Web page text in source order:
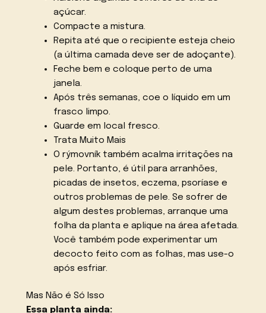
açúcar.
Compacte a mistura.
Repita até que o recipiente esteja cheio
(a última camada deve ser de adoçante).
Feche bem e coloque perto de uma
janela.
Após três semanas, coe o líquido em um
frasco limpo.
Guarde em local fresco.
Trata Muito Mais
O rýmovník também acalma irritações na
pele. Portanto, é útil para arranhões,
picadas de insetos, eczema, psoríase e
outros problemas de pele. Se sofrer de
algum destes problemas, arranque uma
folha da planta e aplique na área afetada.
Você também pode experimentar um
decocto feito com as folhas, mas use-o
após esfriar.
Mas Não é Só Isso
Essa planta ainda: